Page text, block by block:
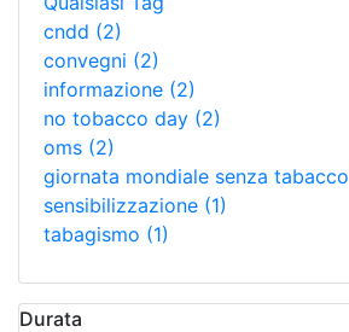
cndd (2)
convegni (2)
informazione (2)
no tobacco day (2)
oms (2)
giornata mondiale senza tabacco
sensibilizzazione (1)
tabagismo (1)
Durata